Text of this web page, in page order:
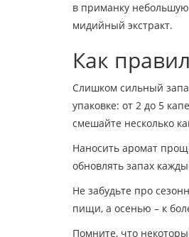
в приманку
мидийный экстракт.
Как
Слишком сильный
упаковке: от 2 до 5
смешайте несколько
Наносить аромат
обновлять запах
Не забудьте про
пищи, а осенью – к
Помните, что